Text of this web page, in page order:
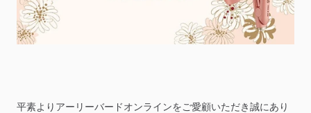
平素よりアーリーバードオンラインをご愛顧いただき誠にあり